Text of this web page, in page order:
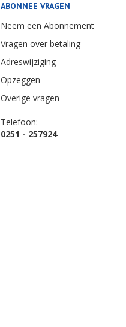
ABONNEE VRAGEN
Neem een Abonnement
Vragen over betaling
Adreswijziging
Opzeggen
Overige vragen
Telefoon:
0251 - 257924